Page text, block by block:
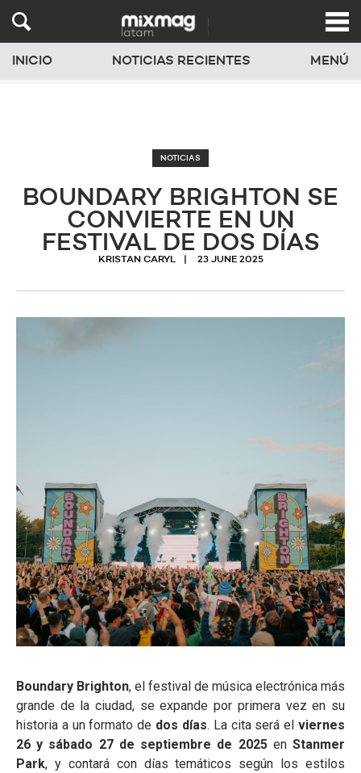
INICIO NOTICIAS RECIENTES MENÚ
NOTICIAS
BOUNDARY BRIGHTON SE
CONVIERTE EN UN
FESTIVAL DE DOS DÍAS
KRISTAN CARYL 23 JUNE 2025
Boundary Brighton, el festival de música electrónica más
grande de la ciudad, se expande por primera vez en su
historia a un formato de dos días. La cita será elviernes
26 y sábado 27 de septiembre de 2025enStanmer
Park, y contará con días temáticos según los estilos